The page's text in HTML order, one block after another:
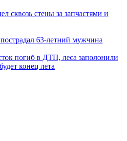
сквозь стены за запчастями и
63-летний мужчина
погиб в ДТП, леса заполонили
конец лета